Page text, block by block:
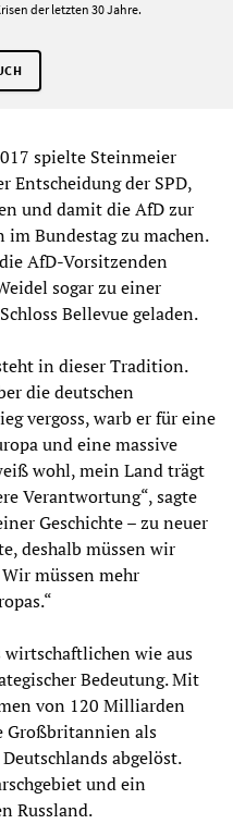
der letzten 30 Jahre.
spielte Steinmeier
Entscheidung der SPD,
und damit die AfD zur
Bundestag zu machen.
AfD-Vorsitzenden
sogar zu einer
Bellevue geladen.
in dieser Tradition.
die deutschen
vergoss, warb er für eine
und eine massive
wohl, mein Land trägt
Verantwortung“, sagte
Geschichte – zu neuer
deshalb müssen wir
müssen mehr
wie aus
Bedeutung. Mit
von 120 Milliarden
Großbritannien als
abgelöst.
und ein
Russland.